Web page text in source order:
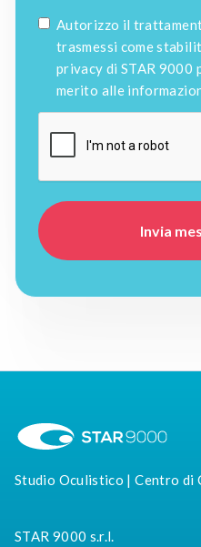
Autorizzo il
trasmessi come
privacy di STAR
merito alle
Studio Oculistico | Centro di
STAR 9000 s.r.l.